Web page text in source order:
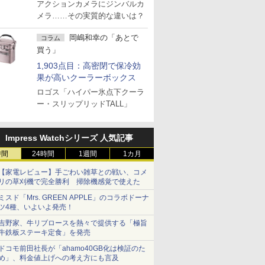
アクションカメラにジンバルカ
メラ……その実質的な違いは？
コラム
岡嶋和幸の「あとで
買う」
1,903点目：高密閉で保冷効
果が高いクーラーボックス
ロゴス「ハイパー氷点下クーラ
ー・スリップリッドTALL」
Impress Watchシリーズ 人気記事
24時間 1週間 1カ月
家電レビュー】手ごわい雑草との戦い、コメ
の草刈機で完全勝利 掃除機感覚で使えた
スド「Mrs. GREEN APPLE」のコラボドーナ
4種、いよいよ発売！
野家、牛リブロースを熱々で提供する「極旨
鉄板ステーキ定食」を発売
コモ前田社長が「ahamo40GB化は検証のた
」、料金値上げへの考え方にも言及